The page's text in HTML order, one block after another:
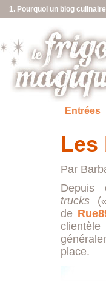
1. Pourquoi un blog
Entrées
Les
Par
trucks (
de
place.